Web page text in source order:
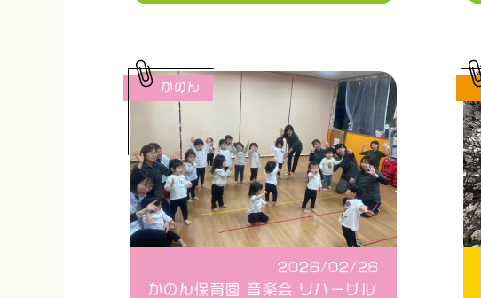
2026/02/26
かのん保育園 音楽会 リハーサル
かのん